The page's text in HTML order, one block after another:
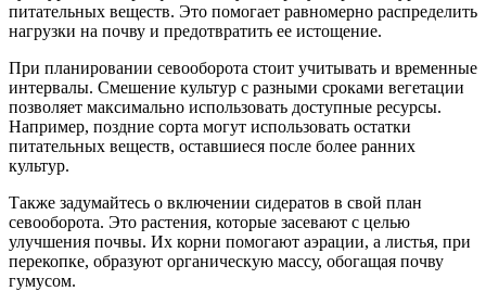
питательных веществ. Это помогает равномерно распределить
нагрузки на почву и предотвратить ее истощение.
При планировании севооборота стоит учитывать и временные
интервалы. Смешение культур с разными сроками вегетации
позволяет максимально использовать доступные ресурсы.
Например, поздние сорта могут использовать остатки
питательных веществ, оставшиеся после более ранних
культур.
Также задумайтесь о включении сидератов в свой план
севооборота. Это растения, которые засевают с целью
улучшения почвы. Их корни помогают аэрации, а листья, при
перекопке, образуют органическую массу, обогащая почву
гумусом.